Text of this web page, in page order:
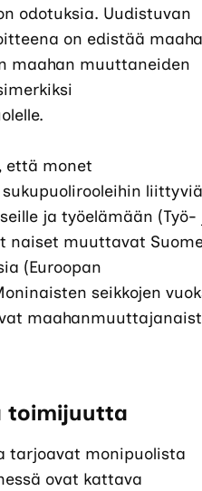
odotuksia. Uudistuvan
on edistää
maahan muuttaneiden
että monet
liittyviä
ja työelämään (Työ-
naiset muuttavat
(Euroopan
seikkojen
toimijuutta
tarjoavat monipuolista
ovat kattava